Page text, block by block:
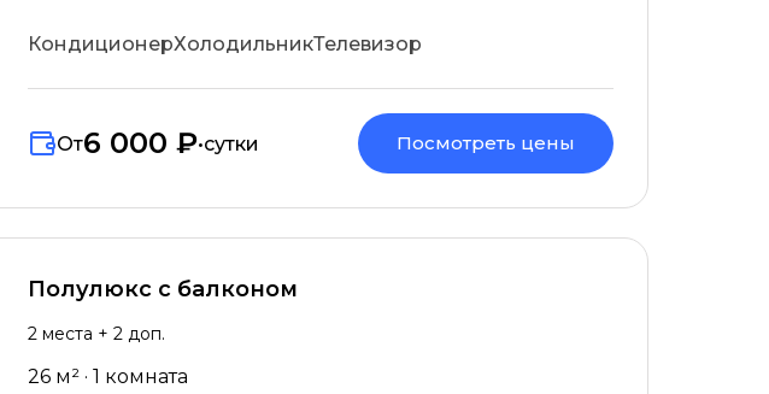
КондиционерХолодильникТелевизор
От6 000 ₽•сутки Посмотреть цены
Полулюкс с балконом
2 места + 2 доп.
26 м² · 1 комната